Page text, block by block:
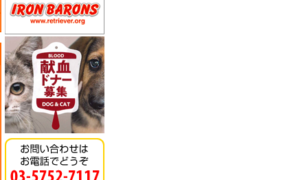
《キッチンドッグ！》モ
ンデリ